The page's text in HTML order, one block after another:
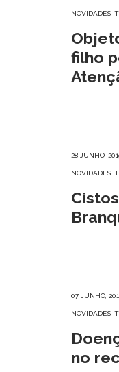
NOVIDADES
filho
28 JUNHO,
NOVIDADES
07 JUNHO,
NOVIDADES
no